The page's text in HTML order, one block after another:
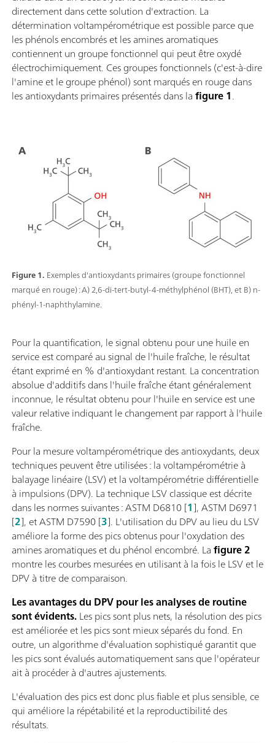
directement dans cette solution d'extraction. La
détermination voltampérométrique est possible parce que
les phénols encombrés et les amines aromatiques
contiennent un groupe fonctionnel qui peut être oxydé
électrochimiquement. Ces groupes fonctionnels (c'est-à-dire
l'amine et le groupe phénol) sont marqués en rouge dans
les antioxydants primaires présentés dans lafigure 1.
Figure 1. Exemples d'antioxydants primaires (groupe fonctionnel
marqué en rouge) : A) 2,6-di-tert-butyl-4-méthylphénol (BHT), et B) n-
phényl-1-naphthylamine.
Pour la quantification, le signal obtenu pour une huile en
service est comparé au signal de l'huile fraîche, le résultat
étant exprimé en % d'antioxydant restant. La concentration
absolue d'additifs dans l'huile fraîche étant généralement
inconnue, le résultat obtenu pour l'huile en service est une
valeur relative indiquant le changement par rapport à l'huile
fraîche.
Pour la mesure voltampérométrique des antioxydants, deux
techniques peuvent être utilisées : la voltampérométrie à
balayage linéaire (LSV) et la voltampérométrie différentielle
à impulsions (DPV). La technique LSV classique est décrite
dans les normes suivantes : ASTM D6810 [1], ASTM D6971
[2], et ASTM D7590 [3]. L'utilisation du DPV au lieu du LSV
améliore la forme des pics obtenus pour l'oxydation des
amines aromatiques et du phénol encombré. Lafigure 2
montre les courbes mesurées en utilisant à la fois le LSV et le
DPV à titre de comparaison.
Les avantages du DPV pour les analyses de routine
sont évidents.Les pics sont plus nets, la résolution des pics
est améliorée et les pics sont mieux séparés du fond. En
outre, un algorithme d'évaluation sophistiqué garantit que
les pics sont évalués automatiquement sans que l'opérateur
ait à procéder à d'autres ajustements.
L'évaluation des pics est donc plus fiable et plus sensible, ce
qui améliore la répétabilité et la reproductibilité des
résultats.